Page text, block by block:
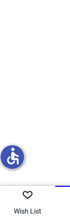
Wish List
accessible